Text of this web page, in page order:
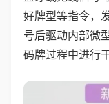
好牌型等指令，
号后驱动内部微
码牌过程中进行